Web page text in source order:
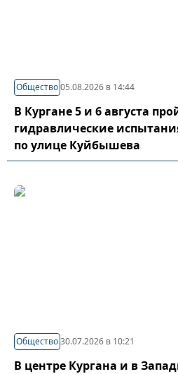
Общество05.08.2026 в 14:44
В Кургане 5 и 6 августа
гидравлические
по улице Куйбышева
Общество30.07.2026 в 10:21
В центре Кургана и в